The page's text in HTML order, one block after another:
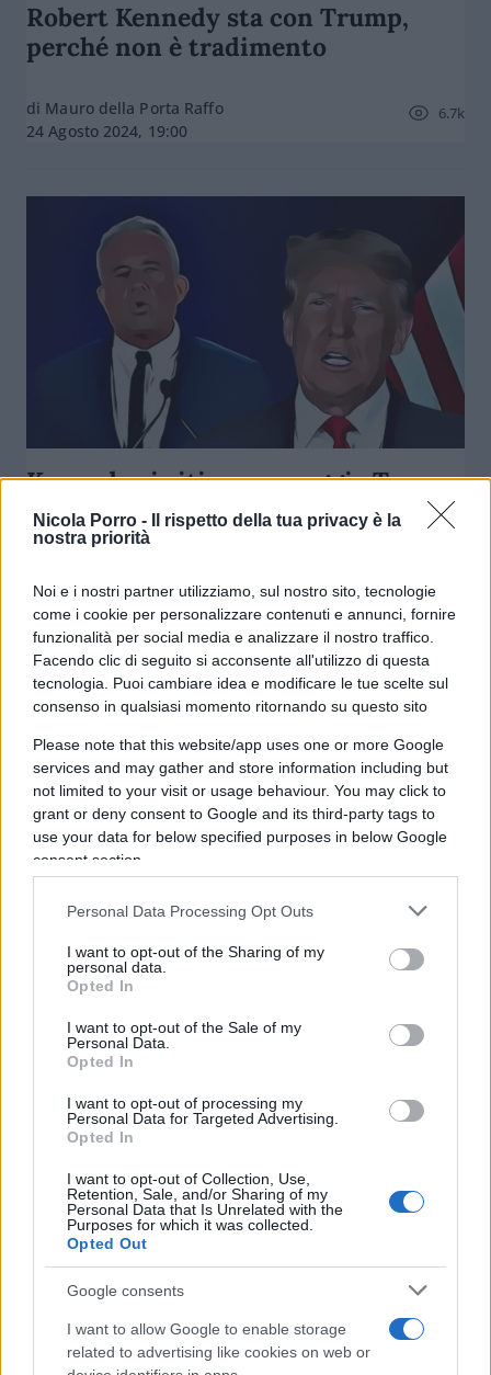
Nicola Porro -
Il rispetto della tua privacy è la
nostra priorità
Noi e i nostri partner utilizziamo, sul nostro sito, tecnologie
come i cookie per personalizzare contenuti e annunci, fornire
funzionalità per social media e analizzare il nostro traffico.
Facendo clic di seguito si acconsente all'utilizzo di questa
tecnologia. Puoi cambiare idea e modificare le tue scelte sul
consenso in qualsiasi momento ritornando su questo sito
Please note that this website/app uses one or more Google
services and may gather and store information including but
not limited to your visit or usage behaviour. You may click to
grant or deny consent to Google and its third-party tags to
use your data for below specified purposes in below Google
consent section.
Personal Data Processing Opt Outs
I want to opt-out of the Sharing of my
personal data.
Opted In
I want to opt-out of the Sale of my
Personal Data.
Opted In
I want to opt-out of processing my
Personal Data for Targeted Advertising.
Opted In
I want to opt-out of Collection, Use,
Retention, Sale, and/or Sharing of my
Personal Data that Is Unrelated with the
Purposes for which it was collected.
Opted Out
Google consents
I want to allow Google to enable storage
related to advertising like cookies on web or
Robert Kennedy sta con Trump,
perché non è tradimento
di Mauro della Porta Raffo
24 Agosto 2024, 19:00
6.7k
Kennedy si ritira e appoggia Trump:
come cambia la corsa alla Casa
Bianca
di Franco Lodige
24 Agosto 2024, 12:30
10k
A Kamala tutto è permesso: il suo
populismo spacciato per
“inevitabile”
di Franco Lodige
22 Agosto 2024, 9:14